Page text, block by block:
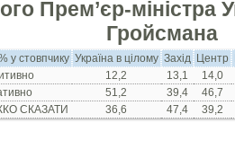
Прем’єр-міністра
Гройсмана
у стовпчику Україна в цілому Захід Центр
12,2 13,1
14,0
51,2 39,4
46,7
СКАЗАТИ
36,6 47,4 39,2